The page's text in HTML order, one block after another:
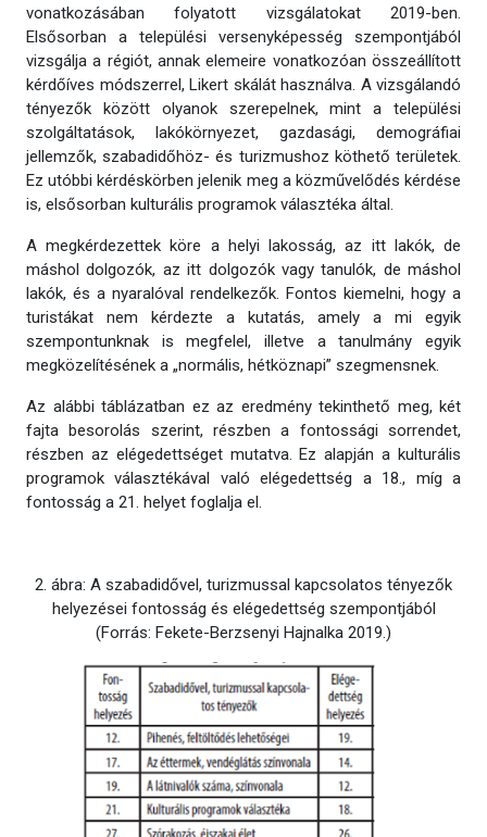
vonatkozásában folyatott vizsgálatokat 2019-ben.
Elsősorban a települési versenyképesség szempontjából
vizsgálja a régiót, annak elemeire vonatkozóan összeállított
kérdőíves módszerrel, Likert skálát használva. A vizsgálandó
tényezők között olyanok szerepelnek, mint a települési
szolgáltatások, lakókörnyezet, gazdasági, demográfiai
jellemzők, szabadidőhöz- és turizmushoz köthető területek.
Ez utóbbi kérdéskörben jelenik meg a közművelődés kérdése
is, elsősorban kulturális programok választéka által.
A megkérdezettek köre a helyi lakosság, az itt lakók, de
máshol dolgozók, az itt dolgozók vagy tanulók, de máshol
lakók, és a nyaralóval rendelkezők. Fontos kiemelni, hogy a
turistákat nem kérdezte a kutatás, amely a mi egyik
szempontunknak is megfelel, illetve a tanulmány egyik
megközelítésének a „normális, hétköznapi” szegmensnek.
Az alábbi táblázatban ez az eredmény tekinthető meg, két
fajta besorolás szerint, részben a fontossági sorrendet,
részben az elégedettséget mutatva. Ez alapján a kulturális
programok választékával való elégedettség a 18., míg a
fontosság a 21. helyet foglalja el.
2. ábra: A szabadidővel, turizmussal kapcsolatos tényezők
helyezései fontosság és elégedettség szempontjából
(Forrás: Fekete-Berzsenyi Hajnalka 2019.)